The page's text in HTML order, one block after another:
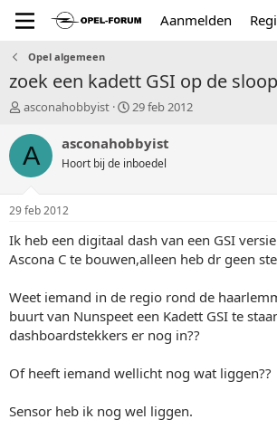
Aanmelden
Opel algemeen
zoek een kadett GSI op de sloop
T
p
i
t
a
r
e
asconahobbyist
S
a
r
t
u
29 feb 2012
A asconahobbyist
Hoort bij de inboedel
29 feb 2012
Ik heb een digitaal dash van een GSI
Ascona C te bouwen,alleen heb dr geen
Weet iemand in de regio rond de
buurt van Nunspeet een Kadett GSI te
dashboardstekkers er nog in??
Of heeft iemand wellicht nog wat liggen??
Sensor heb ik nog wel liggen.